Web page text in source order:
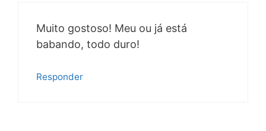
Muito gostoso! Meu ou já está
babando, todo duro!
Responder